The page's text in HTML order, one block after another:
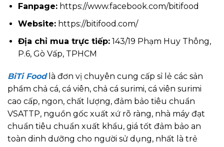
Fanpage:https://www.facebook.com/bitifood
Website:https://bitifood.com/
Địa chỉ mua trực tiếp:143/19 Phạm Huy Thông,
P.6, Gò Vấp, TPHCM
BiTi Foodlà đơn vị chuyên cung cấp sỉ lẻ các sản
phẩm chả cá, cá viên, chả cá surimi, cá viên surimi
cao cấp, ngon, chất lượng, đảm bảo tiêu chuẩn
VSATTP, nguồn gốc xuất xứ rõ ràng, nhà máy đạt
chuẩn tiêu chuẩn xuất khẩu, giá tốt đảm bảo an
toàn dinh dưỡng cho người sử dụng, nhất là trẻ